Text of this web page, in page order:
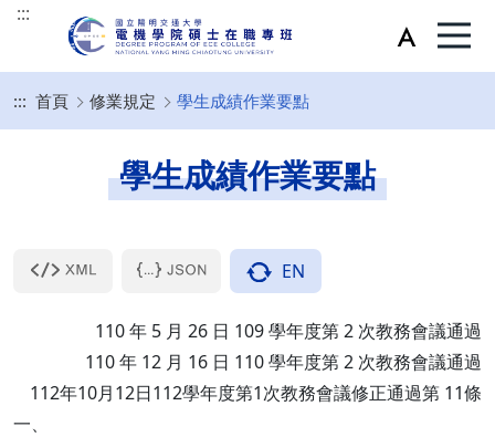
:::
::: 首頁 修業規定 學生成績作業要點
學生成績作業要點
EN
110 年 5 月 26 日 109 學年度第 2 次教務會議通過
110 年 12 月 16 日 110 學年度第 2 次教務會議通過
112年10月12日112學年度第1次教務會議修正通過第 11條
一、